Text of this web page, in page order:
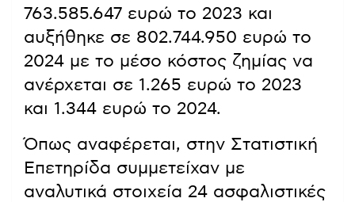
763.585.647 ευρώ το 2023 και
αυξήθηκε σε 802.744.950 ευρώ το
2024 με το μέσο κόστος ζημίας να
ανέρχεται σε 1.265 ευρώ το 2023
και 1.344 ευρώ το 2024.
Όπως αναφέρεται, στην Στατιστική
Επετηρίδα συμμετείχαν με
αναλυτικά στοιχεία 24 ασφαλιστικές